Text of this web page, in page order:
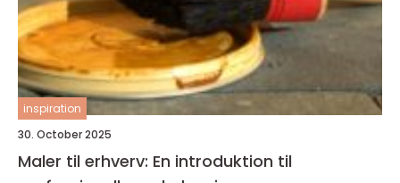
inspiration
30. October 2025
Maler til erhverv: En introduktion til